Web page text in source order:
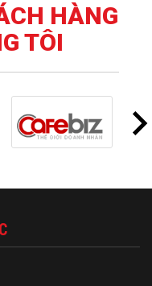
HÀNG
TÔI